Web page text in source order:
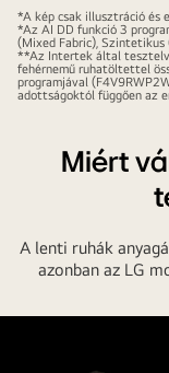
*A kép csak illusztráció és
*Az AI DD funkció 3
(Mixed Fabric), Szintetikus
**Az Intertek által
fehérnemű ruhatöltettel
programjával
adottságoktól függően az
Miért
A lenti ruhák
azonban az LG